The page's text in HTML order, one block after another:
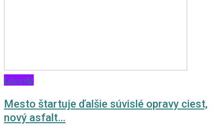
Lifestyle
Mesto štartuje ďalšie súvislé opravy ciest,
nový asfalt…